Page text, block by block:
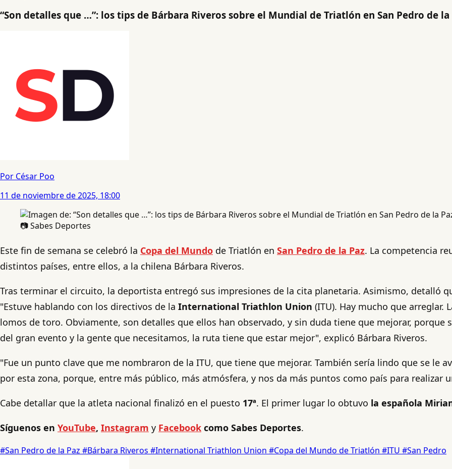
“Son detalles que …”: los tips de Bárbara Riveros sobre el Mundial de Triatlón en San Pedro de la
Por César Poo
11 de noviembre de 2025, 18:00
📷 Sabes Deportes
Este fin de semana se celebró la Copa del Mundo de Triatlón en San Pedro de la Paz. La competencia
distintos países, entre ellos, a la chilena Bárbara Riveros.
Tras terminar el circuito, la deportista entregó sus impresiones de la cita planetaria. Asimismo, detalló
"Estuve hablando con los directivos de la International Triathlon Union (ITU). Hay mucho que arreglar.
lomos de toro. Obviamente, son detalles que ellos han observado, y sin duda tiene que mejorar,
del gran evento y la gente que necesitamos, la ruta tiene que estar mejor", explicó Bárbara Riveros.
"Fue un punto clave que me nombraron de la ITU, que tiene que mejorar. También sería lindo que se le
por esta zona, porque, entre más público, más atmósfera, y nos da más puntos como país para realizar
Cabe detallar que la atleta nacional finalizó en el puesto 17ª. El primer lugar lo obtuvo la española
Síguenos en YouTube, Instagram y Facebook como Sabes Deportes.
#San Pedro de la Paz #Bárbara Riveros #International Triathlon Union #Copa del Mundo de Triatlón #ITU #San Pedro